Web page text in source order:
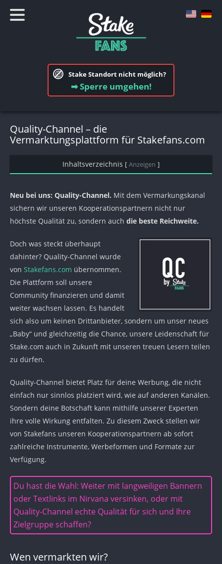
Stake Standort nicht möglich?
➡ Sperre umgehen!
Quality-Channel – die
Vermarktungsplattform für Stakefans.com
Inhaltsverzeichnis [ Anzeigen ]
Neu bei uns: Quality-Channel. Mit dem Vermarkungskanal
sichern wir unseren Kooperationspartnern nicht nur
höchste Qualität zu, sondern auch die beste Reichweite.
Doch was steckt überhaupt
dahinter? Quality-Channel wurde
von Stakefans.com übernommen.
Die Plattform soll unsere
Community finanzieren und damit
weiter wachsen lassen. Es handelt
sich also um keinen Drittanbieter, sondern um unser neues
„Baby“ und gleichzeitig die Chance, unsere Leidenschaft für
Stake.com auch in Zukunft mit unseren treuen Lesern teilen
zu dürfen.
Quality-Channel bietet Platz für deine Werbung, die nicht
einfach nur sinnlos platziert wird, wie auf anderen Kanälen.
Sondern deine Botschaft kann mithilfe unserer Experten
ihre volle Wirkung entfalten. Zu diesem Zweck stellen wir
von Stakefans unseren Kooperationspartnern ab sofort
zahlreiche Instrumente, Werbeformen und Formate zur
Verfügung.
Du hast die Wahl: Weiter mit langweiligen Bannern
oder Textlinks im Nirvana versinken, oder mit
Quality-Channel echte Qualität für sich und Ihre
Zielgruppe schaffen?
Wen vermarkten wir?